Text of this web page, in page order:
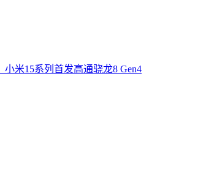
小米15系列首发高通骁龙8 Gen4